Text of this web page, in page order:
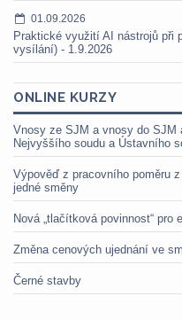
01.09.2026
Praktické využití AI nástrojů při
vysílání) - 1.9.2026
ONLINE KURZY
Vnosy ze SJM a vnosy do SJM
Nejvyššího soudu a Ústavního
Výpověď z pracovního poměru
jedné směny
Nová „tlačítková povinnost“ pro
Změna cenových ujednání ve
Černé stavby